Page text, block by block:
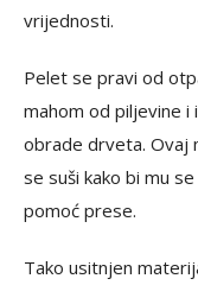
vrijednosti.
Pelet se pravi od
mahom od piljevine
obrade drveta. Ovaj
se suši kako bi mu
pomoć prese.
Tako usitnjen